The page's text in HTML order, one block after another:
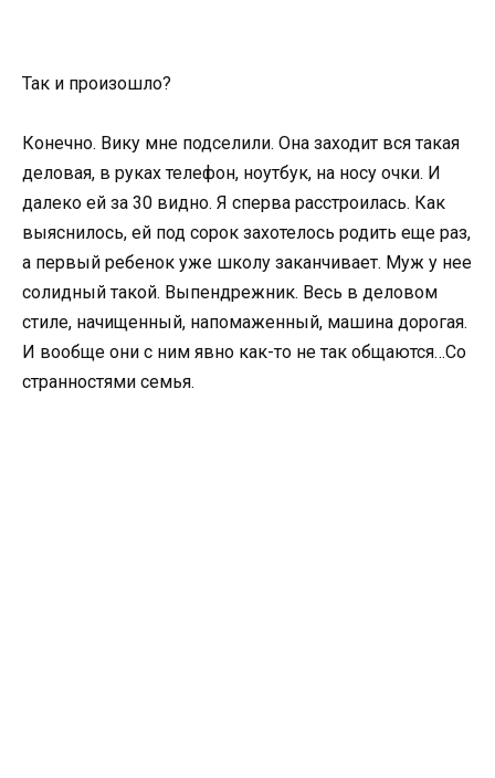
Так и произошло?
Конечно. Вику мне подселили. Она заходит вся такая
деловая, в руках телефон, ноутбук, на носу очки. И
далеко ей за 30 видно. Я сперва расстроилась. Как
выяснилось, ей под сорок захотелось родить еще раз,
а первый ребенок уже школу заканчивает. Муж у нее
солидный такой. Выпендрежник. Весь в деловом
стиле, начищенный, напомаженный, машина дорогая.
И вообще они с ним явно как-то не так общаются…Со
странностями семья.